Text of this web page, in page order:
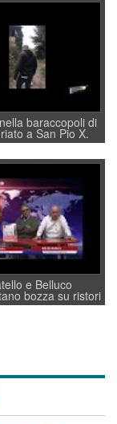
baraccopoli di
a San Pio X.
Vicentini: “faremo
di Natale ai
residenti”
e Belluco
bozza su ristori
Veneto Banca